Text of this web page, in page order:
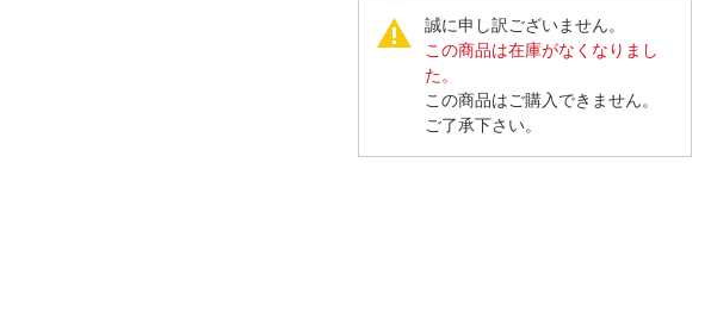
誠に申し訳ございません。
この商品は在庫がなくなりまし
た。
この商品はご購入できません。
ご了承下さい。